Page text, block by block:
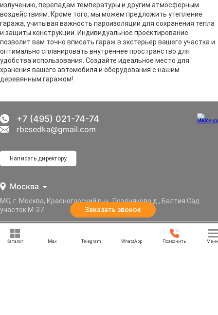
излучению, перепадам температуры и другим атмосферным
воздействиям. Кроме того, мы можем предложить утепление
гаража, учитывая важность пароизоляции для сохранения тепла
и защиты конструкции. Индивидуальное проектирование
позволит вам точно вписать гараж в экстерьер вашего участка и
оптимально спланировать внутреннее пространство для
удобства использования. Создайте идеальное место для
хранения вашего автомобиля и оборудования с нашим
деревянным гаражом!
Москва
МО, г. Москва, Красногорский р-н., Поздняково д., Балтия Сад
участок М-27
Отдел продаж: 09:00 — 21:00
Служба доставки: 09:00 — 21:00
Написать директору
+7 (495) 021-74-74
rbesedka@gmail.com
Заказать звонок
Каталог Max Telegram WhatsApp Позвонить